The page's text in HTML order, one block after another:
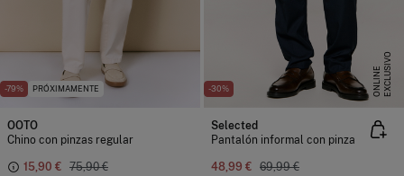
-79% PRÓXIMAMENTE
OOTO
Chino con pinzas regular
15,90 € 75,90 €
-30% E
X
C
L
U
SI
V
O
O
N
L
I
N
E
Selected
Pantalón informal con pinza
48,99 € 69,99 €